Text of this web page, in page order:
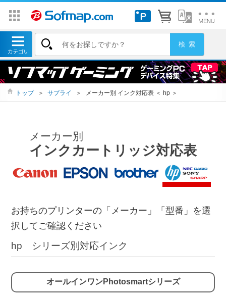
トップ ＞ サプライ ＞ メーカー別 インク対応表 ＜ hp ＞
メーカー別
インクカートリッジ対応表
お持ちのプリンターの「メーカー」「型番」を選
択してご確認ください
hp シリーズ別対応インク
オールインワンPhotosmartシリーズ